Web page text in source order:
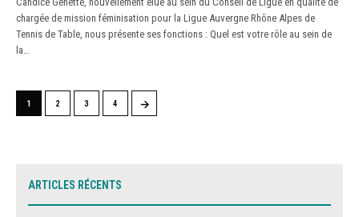
chargée de mission féminisation pour la Ligue Auvergne Rhône Alpes de
Tennis de Table, nous présente ses fonctions : Quel est votre rôle au sein de
la…
1 2 3 4 →
ARTICLES RÉCENTS